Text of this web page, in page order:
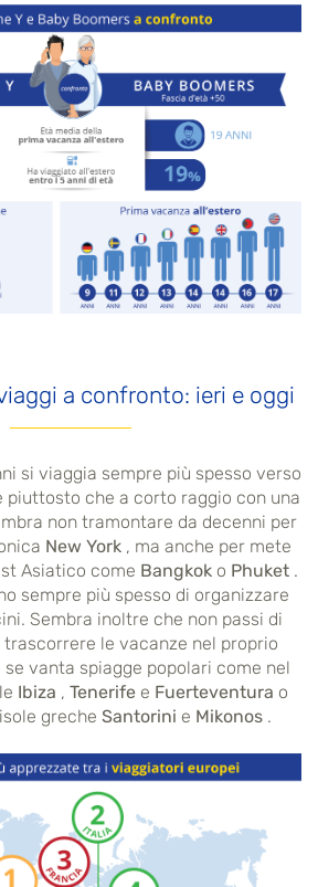
a confronto: ieri e oggi
si viaggia sempre più spesso verso
piuttosto che a corto raggio con una
non tramontare da decenni per
New York , ma anche per mete
Asiatico come Bangkok o Phuket .
sempre più spesso di organizzare
Sembra inoltre che non passi di
le vacanze nel proprio
vanta spiagge popolari come nel
Ibiza , Tenerife e Fuerteventura o
greche Santorini e Mikonos .